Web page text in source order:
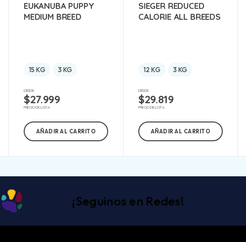
EUKANUBA PUPPY
MEDIUM BREED
15 KG 3 KG
DESDE:
$27.999
PRECIO DE LISTA
AÑADIR AL CARRITO
SIEGER REDUCED
CALORIE ALL BREEDS
12 KG 3 KG
DESDE:
$29.819
PRECIO DE LISTA
AÑADIR AL CARRITO
¡Seguinos en Redes!